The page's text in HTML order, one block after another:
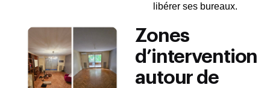
libérer ses bureaux.
Zones
d’intervention
autour de